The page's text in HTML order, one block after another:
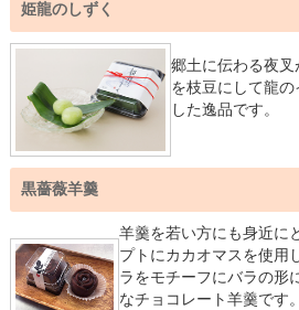
姫龍のしずく
郷土に伝わる夜
を枝豆にして龍
した逸品です。
黒薔薇羊羹
羊羹を若い方にも身近に
プトにカカオマスを使用
ラをモチーフにバラの形
なチョコレート羊羹です。